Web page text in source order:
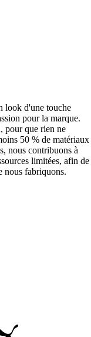
look d'une touche
pour la marque.
pour que rien ne
50 % de matériaux
nous contribuons à
limitées, afin de
nous fabriquons.